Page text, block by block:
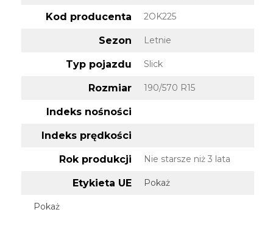
Kod producenta 2OK225
Sezon Letnie
Typ pojazdu Slick
Rozmiar 190/570 R15
Indeks nośności
Indeks prędkości
Rok produkcji Nie starsze niż 3 lata
Etykieta UE Pokaż
Pokaż